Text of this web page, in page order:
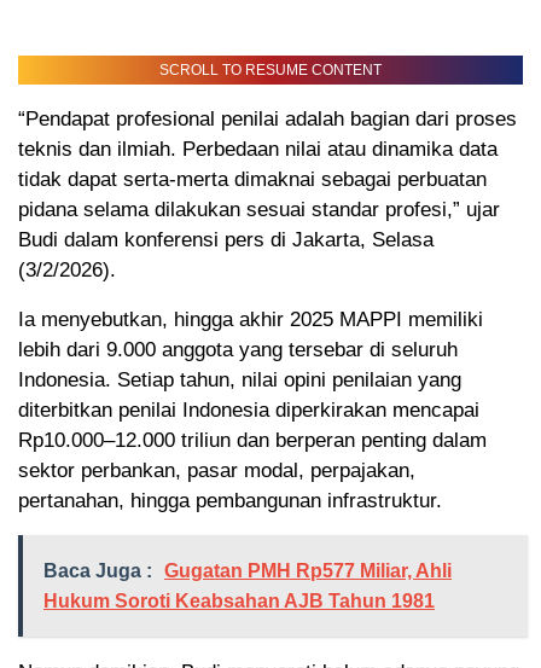
SCROLL TO RESUME CONTENT
“Pendapat profesional penilai adalah bagian dari proses
teknis dan ilmiah. Perbedaan nilai atau dinamika data
tidak dapat serta-merta dimaknai sebagai perbuatan
pidana selama dilakukan sesuai standar profesi,” ujar
Budi dalam konferensi pers di Jakarta, Selasa
(3/2/2026).
Ia menyebutkan, hingga akhir 2025 MAPPI memiliki
lebih dari 9.000 anggota yang tersebar di seluruh
Indonesia. Setiap tahun, nilai opini penilaian yang
diterbitkan penilai Indonesia diperkirakan mencapai
Rp10.000–12.000 triliun dan berperan penting dalam
sektor perbankan, pasar modal, perpajakan,
pertanahan, hingga pembangunan infrastruktur.
Baca Juga :
Gugatan PMH Rp577 Miliar, Ahli
Hukum Soroti Keabsahan AJB Tahun 1981